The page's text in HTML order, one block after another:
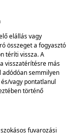
elállás vagy
összeget a fogyasztó
téríti vissza. A
visszatérítésre más
adódóan semmilyen
vagy pontatlanul
történő
fuvarozási